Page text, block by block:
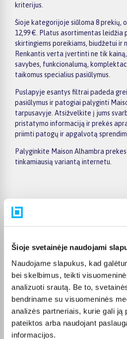
Šioje svetainėje naudojami
Naudojame slapukus, kad
bei skelbimus, teikti
analizuoti srautą. Be to,
bendriname su visuomeninės
analizės partneriais, kurie gali ją
pateiktos arba naudojant
informacijos.
kriterijus.
Šioje kategorijoje siūloma 8 prekių,
12,99 €. Platus asortimentas leidžia
skirtingiems poreikiams, biudžetui ir
Renkantis verta įvertinti ne tik
savybes, funkcionalumą,
taikomus specialius pasiūlymus.
Puslapyje esantys filtrai padeda
pasiūlymus ir patogiai palyginti
tarpusavyje. Atsižvelkite į jums
pristatymo informaciją ir prekės
priimti patogų ir apgalvotą
Palyginkite Maison Alhambra
tinkamiausią variantą internetu.
Pirkėjų
Eugenijus R.
Pirmąkart susipažinau su šiuo aromatu.
mažesnę t ...
Vytautas B.
Patvirtintas pirkėjas